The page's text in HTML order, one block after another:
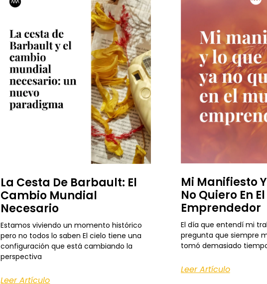
La Cesta De Barbault: El
Cambio Mundial
Necesario
Estamos viviendo un momento histórico
pero no todos lo saben El cielo tiene una
configuración que está cambiando la
perspectiva
Leer Artículo
Mi Manifiesto
No Quiero En
Emprendedor
El día que entendí mi
pregunta que siempre
tomó demasiado
Leer Artículo